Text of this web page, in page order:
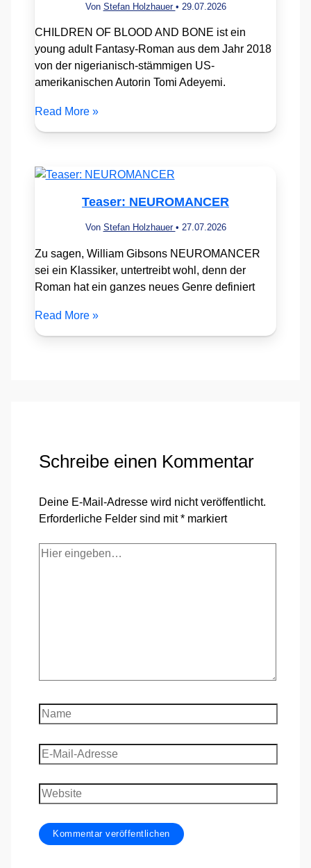
Von Stefan Holzhauer • 29.07.2026
CHILDREN OF BLOOD AND BONE ist ein
young adult Fantasy-Roman aus dem Jahr 2018
von der nigerianisch-stämmigen US-
amerikanischen Autorin Tomi Adeyemi.
Read More »
Teaser: NEUROMANCER
Von Stefan Holzhauer • 27.07.2026
Zu sagen, William Gibsons NEUROMANCER
sei ein Klassiker, untertreibt wohl, denn der
Roman hat ein ganzes neues Genre definiert
Read More »
Schreibe einen Kommentar
Deine E-Mail-Adresse wird nicht veröffentlicht.
Erforderliche Felder sind mit* markiert
Hier
Name
E-
Mail-
Adresse
Website